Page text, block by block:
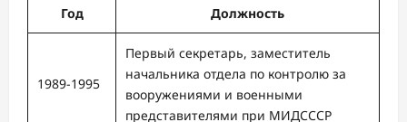
Год Должность
1989-1995
Первый секретарь, заместитель
начальника отдела по контролю за
вооружениями и военными
представителями при МИДСССР